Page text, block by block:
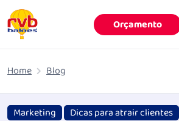
Orçamento
Home Blog
Marketing Dicas para atrair clientes